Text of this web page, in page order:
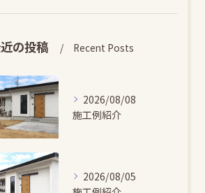
の投稿 Recent Posts
2026/08/08
施工例紹介
2026/08/05